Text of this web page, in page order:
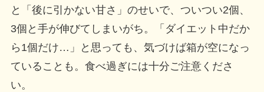
と「後に引かない甘さ」のせいで、ついつい2個、
3個と手が伸びてしまいがち。「ダイエット中だか
ら1個だけ…」と思っても、気づけば箱が空になっ
ていることも。食べ過ぎには十分ご注意くださ
い。